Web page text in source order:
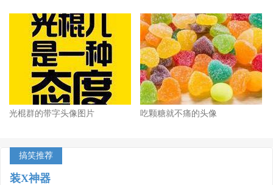
光棍群的带字头像图片 吃颗糖就不痛的头像
搞笑推荐
装X神器